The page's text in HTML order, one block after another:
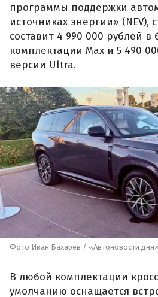
программы поддержки
источниках энергии» (NEV),
составит 4 990 000 рублей в
комплектации Max и 5 490
версии Ultra.
Фото Иван Бахарев / «Автоновости дня»
В любой комплектации
умолчанию оснащается